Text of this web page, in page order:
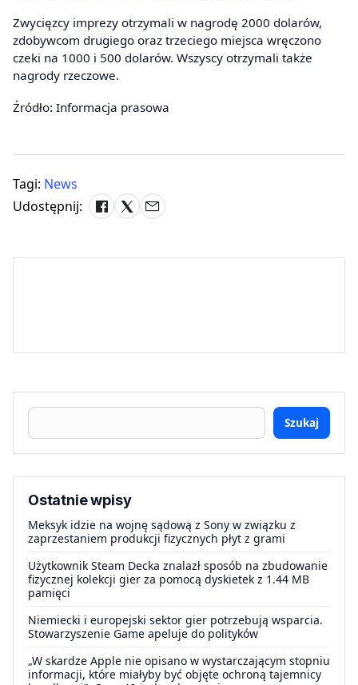
Zwycięzcy imprezy otrzymali w nagrodę 2000 dolarów,
zdobywcom drugiego oraz trzeciego miejsca wręczono
czeki na 1000 i 500 dolarów. Wszyscy otrzymali także
nagrody rzeczowe.
Źródło: Informacja prasowa
Tagi: News
Udostępnij:
Szukaj
Ostatnie wpisy
Meksyk idzie na wojnę sądową z Sony w związku z
zaprzestaniem produkcji fizycznych płyt z grami
Użytkownik Steam Decka znalazł sposób na zbudowanie
fizycznej kolekcji gier za pomocą dyskietek z 1.44 MB
pamięci
Niemiecki i europejski sektor gier potrzebują wsparcia.
Stowarzyszenie Game apeluje do polityków
„W skardze Apple nie opisano w wystarczającym stopniu
informacji, które miałyby być objęte ochroną tajemnicy